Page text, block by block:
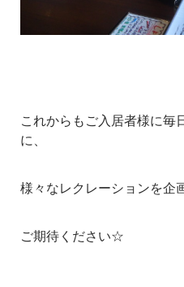
これからもご入居者様に毎
に、
様々なレクレーションを企
ご期待ください☆